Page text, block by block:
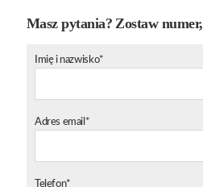
Masz pytania? Zostaw
Imię i nazwisko*
Adres email*
Telefon*